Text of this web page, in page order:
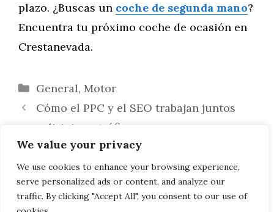
We value your privacy
We use cookies to enhance your browsing experience,
serve personalized ads or content, and analyze our
traffic. By clicking "Accept All", you consent to our use of
plazo. ¿Buscas un coche de segunda mano?
Encuentra tu próximo coche de ocasión en
Crestanevada.
Categorías
General, Motor
Cómo el PPC y el SEO trabajan juntos
para dirigir su tráfico
Ruta del Nopal en Moto: Descubriendo
los Cultivos de Nopal y Gastronomía en
México